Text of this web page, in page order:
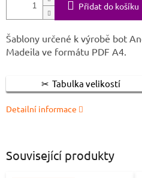
Přidat do košíku
Šablony určené k výrobě bot
Madeila ve formátu PDF A4.
Tabulka velikostí
Detailní informace
Související produkty